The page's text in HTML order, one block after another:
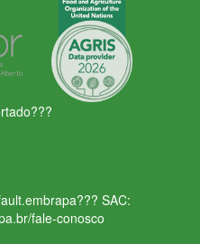
SAC:
fale-conosco